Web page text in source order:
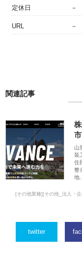
定休日 －
URL －
関連記事
山
装
住
整
地…
[その他業種][その他_法人・企
twitter